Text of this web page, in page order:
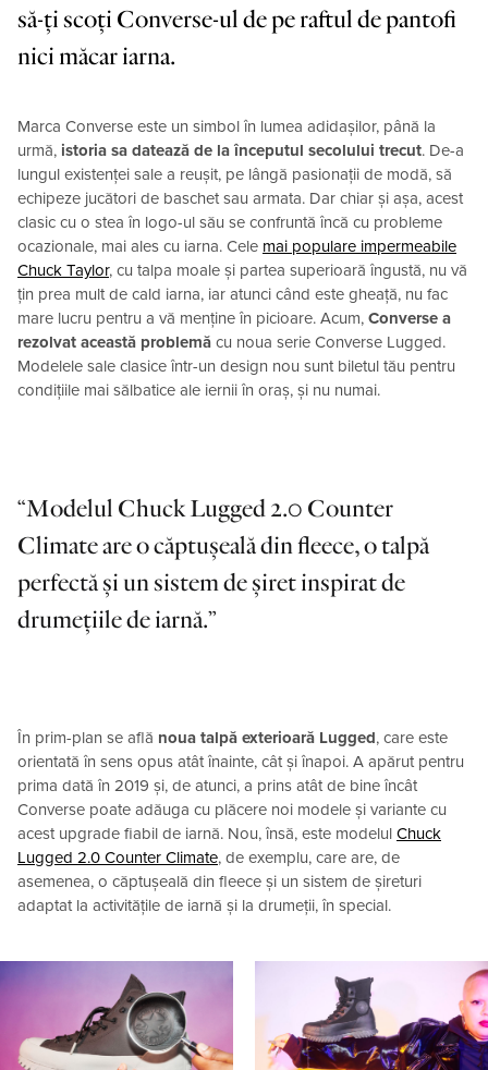
să-ți scoți Converse-ul de pe raftul de pantofi
nici măcar iarna.
Marca Converse este un simbol în lumea adidașilor, până la
urmă, istoria sa datează de la începutul secolului trecut. De-a
lungul existenței sale a reușit, pe lângă pasionații de modă, să
echipeze jucători de baschet sau armata. Dar chiar și așa, acest
clasic cu o stea în logo-ul său se confruntă încă cu probleme
ocazionale, mai ales cu iarna. Cele mai populare impermeabile
Chuck Taylor, cu talpa moale și partea superioară îngustă, nu vă
țin prea mult de cald iarna, iar atunci când este gheață, nu fac
mare lucru pentru a vă menține în picioare. Acum, Converse a
rezolvat această problemă cu noua serie Converse Lugged.
Modelele sale clasice într-un design nou sunt biletul tău pentru
condițiile mai sălbatice ale iernii în oraș, și nu numai.
Modelul Chuck Lugged 2.0 Counter
Climate are o căptușeală din fleece, o talpă
perfectă și un sistem de șiret inspirat de
drumețiile de iarnă.
În prim-plan se află noua talpă exterioară Lugged, care este
orientată în sens opus atât înainte, cât și înapoi. A apărut pentru
prima dată în 2019 și, de atunci, a prins atât de bine încât
Converse poate adăuga cu plăcere noi modele și variante cu
acest upgrade fiabil de iarnă. Nou, însă, este modelul Chuck
Lugged 2.0 Counter Climate, de exemplu, care are, de
asemenea, o căptușeală din fleece și un sistem de șireturi
adaptat la activitățile de iarnă și la drumeții, în special.